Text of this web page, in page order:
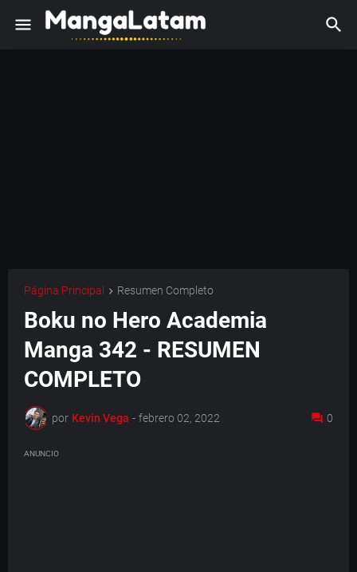
Página Principal Resumen Completo
Boku no Hero Academia
Manga 342 - RESUMEN
COMPLETO
por Kevin Vega - febrero 02, 2022 0
ANUNCIO